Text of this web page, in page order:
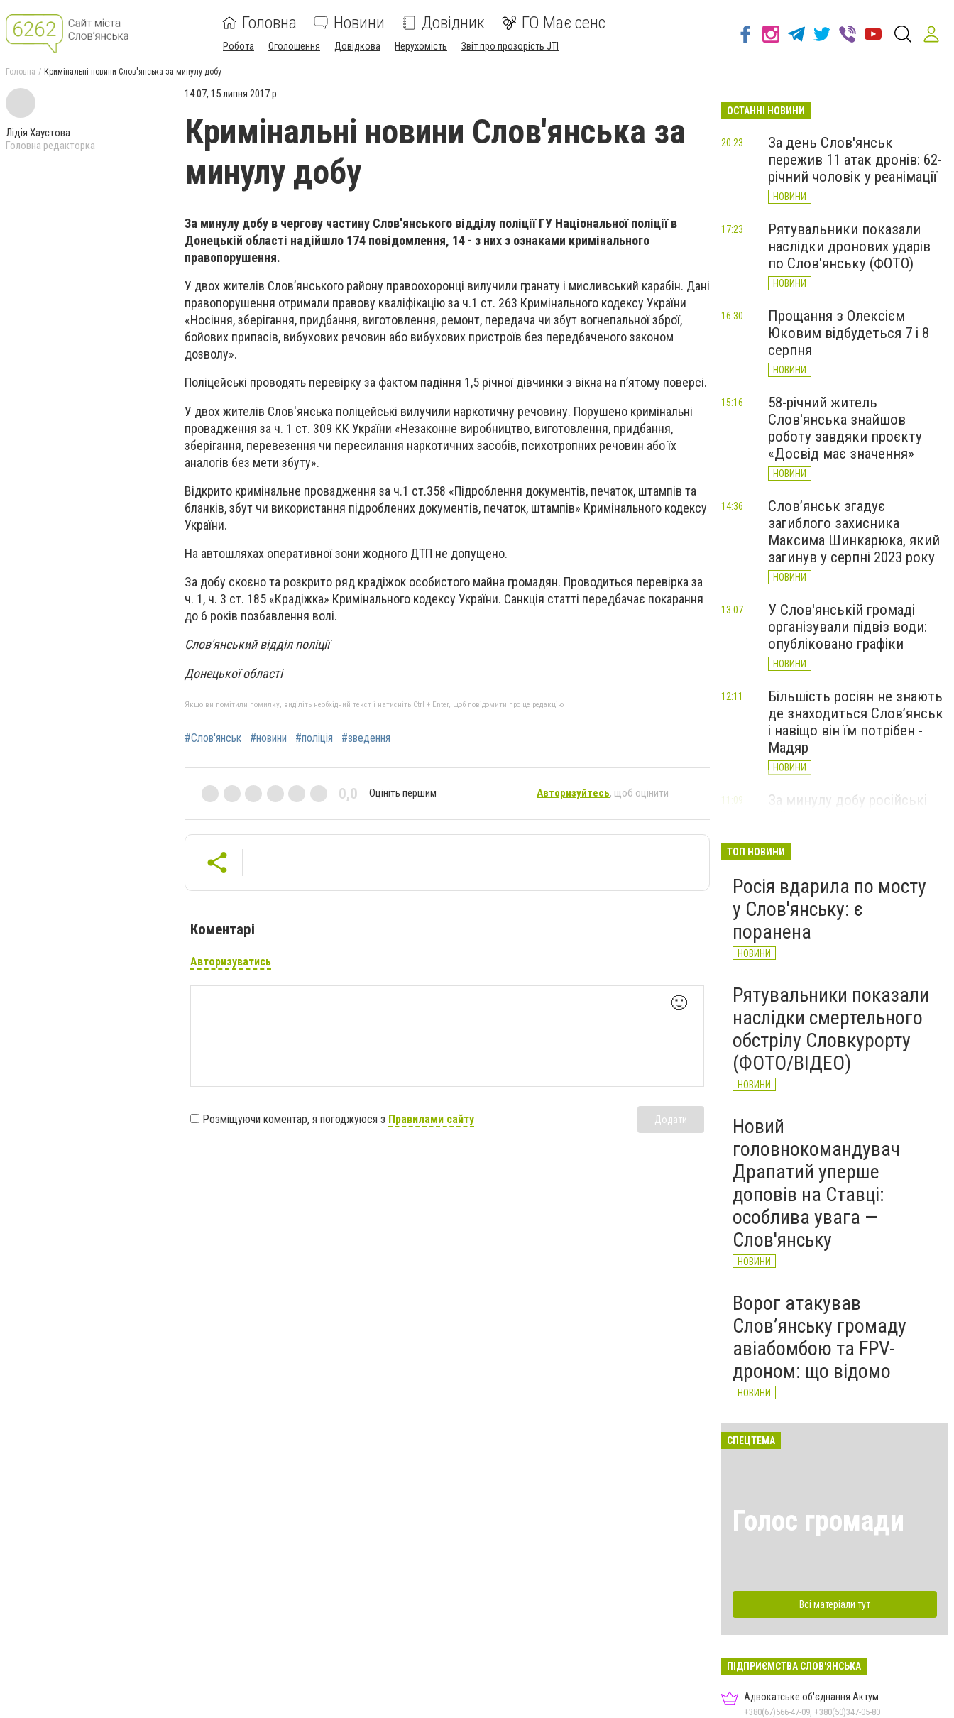
Головна Новини Довідник ГО Має сенс
Робота Оголошення Довідкова Нерухомість Звіт про прозорість JTI
Головна Кримінальні новини Слов'янська за минулу добу
Лідія Хаустова
Головна редакторка
14:07, 15 липня 2017 р.
Кримінальні новини Слов'янська за
минулу добу
За минулу добу в чергову частину Слов'янського відділу поліції ГУ Національної поліції в
Донецькій області надійшло 174 повідомлення, 14 - з них з ознаками кримінального
правопорушення.
У двох жителів Слов’янського району правоохоронці вилучили гранату і мисливський карабін. Дані
правопорушення отримали правову кваліфікацію за ч.1 ст. 263 Кримінального кодексу України
«Носіння, зберігання, придбання, виготовлення, ремонт, передача чи збут вогнепальної зброї,
бойових припасів, вибухових речовин або вибухових пристроїв без передбаченого законом
дозволу».
Поліцейські проводять перевірку за фактом падіння 1,5 річної дівчинки з вікна на п’ятому поверсі.
У двох жителів Слов'янська поліцейські вилучили наркотичну речовину. Порушено кримінальні
провадження за ч. 1 ст. 309 КК України «Незаконне виробництво, виготовлення, придбання,
зберігання, перевезення чи пересилання наркотичних засобів, психотропних речовин або їх
аналогів без мети збуту».
Відкрито кримінальне провадження за ч.1 ст.358 «Підроблення документів, печаток, штампів та
бланків, збут чи використання підроблених документів, печаток, штампів» Кримінального кодексу
України.
На автошляхах оперативної зони жодного ДТП не допущено.
За добу скоєно та розкрито ряд крадіжок особистого майна громадян. Проводиться перевірка за
ч. 1, ч. 3 ст. 185 «Крадіжка» Кримінального кодексу України. Санкція статті передбачає покарання
до 6 років позбавлення волі.
Слов'янський відділ поліції
Донецької області
Якщо ви помітили помилку, виділіть необхідний текст і натисніть Ctrl + Enter, щоб повідомити про це редакцію
#Слов'янськ #новини #поліція #зведення
0,0 Оцініть першим Авторизуйтесь, щоб оцінити
Коментарі
Авторизуватись
🙂
Розміщуючи коментар, я погоджуюся з Правилами сайту Додати
ОСТАННІ НОВИНИ
За день Слов'янськ
пережив 11 атак дронів: 62-
річний чоловік у реанімації
НОВИНИ
20:23
Рятувальники показали
наслідки дронових ударів
по Слов'янську (ФОТО)
НОВИНИ
17:23
Прощання з Олексієм
Юковим відбудеться 7 і 8
серпня
НОВИНИ
16:30
58-річний житель
Слов'янська знайшов
роботу завдяки проєкту
«Досвід має значення»
НОВИНИ
15:16
Слов’янськ згадує
загиблого захисника
Максима Шинкарюка, який
загинув у серпні 2023 року
НОВИНИ
14:36
У Слов'янській громаді
організували підвіз води:
опубліковано графіки
НОВИНИ
13:07
Більшість росіян не знають
де знаходиться Слов’янськ
і навіщо він їм потрібен -
Мадяр
НОВИНИ
12:11
За минулу добу російські
великої війни: 6 серпня
11:09
ТОП НОВИНИ
Росія вдарила по мосту
у Слов'янську: є
поранена
НОВИНИ
Рятувальники показали
наслідки смертельного
обстрілу Словкурорту
(ФОТО/ВІДЕО)
НОВИНИ
Новий
головнокомандувач
Драпатий уперше
доповів на Ставці:
особлива увага —
Слов'янську
НОВИНИ
Ворог атакував
Слов’янську громаду
авіабомбою та FPV-
дроном: що відомо
НОВИНИ
СПЕЦТЕМА
Голос громади
Всі матеріали тут
ПІДПРИЄМСТВА СЛОВ'ЯНСЬКА
Адвокатське об'єднання Актум
+380(67)566-47-09, +380(50)347-05-80